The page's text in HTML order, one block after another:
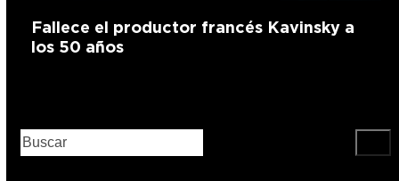
Fallece el productor francés Kavinsky a
los 50 años